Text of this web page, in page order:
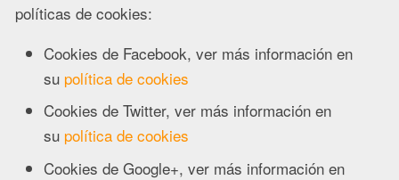
políticas de cookies:
Cookies de Facebook, ver más información en
su política de cookies
Cookies de Twitter, ver más información en
su política de cookies
Cookies de Google+, ver más información en